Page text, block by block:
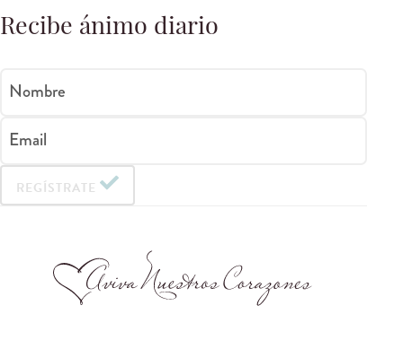
Recibe ánimo diario
Nombre
Email
REGÍSTRATE